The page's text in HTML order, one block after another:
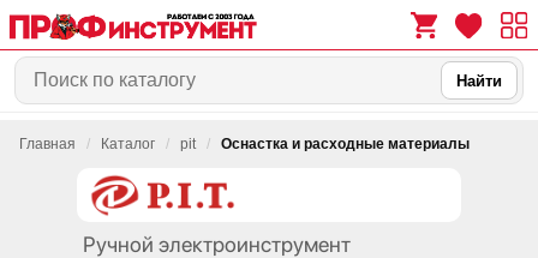
0 0
Найти
Главная / Каталог / pit / Оснастка и расходные материалы
Ручной электроинструмент